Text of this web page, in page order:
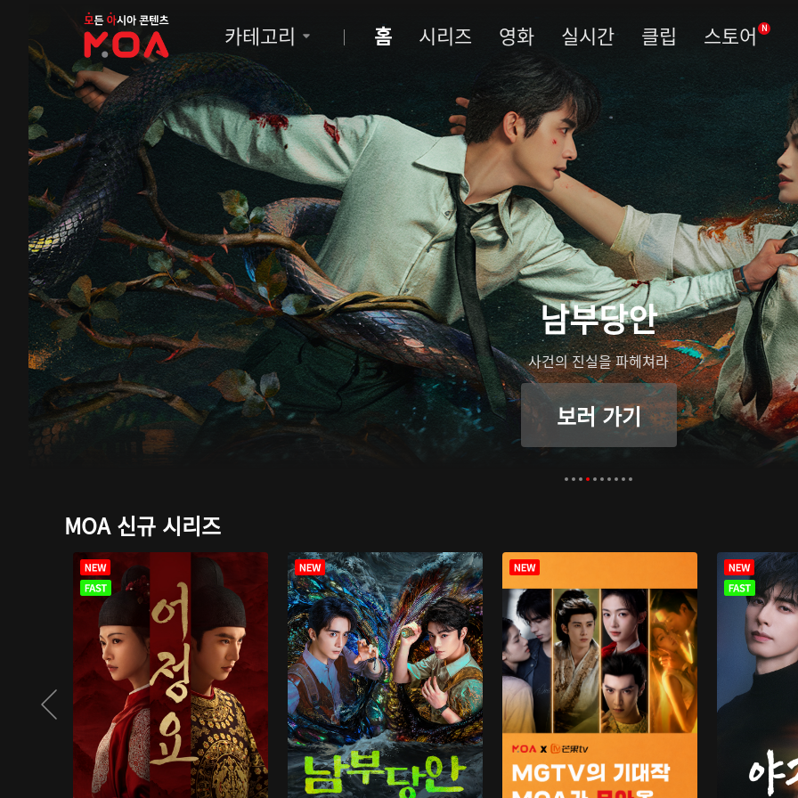
MOA
카테고리 홈 시리즈 영화 실시간 클립 스토어 N
남부당안
사건의 진실을 파헤쳐라
보러 가기
MOA 신규 시리즈